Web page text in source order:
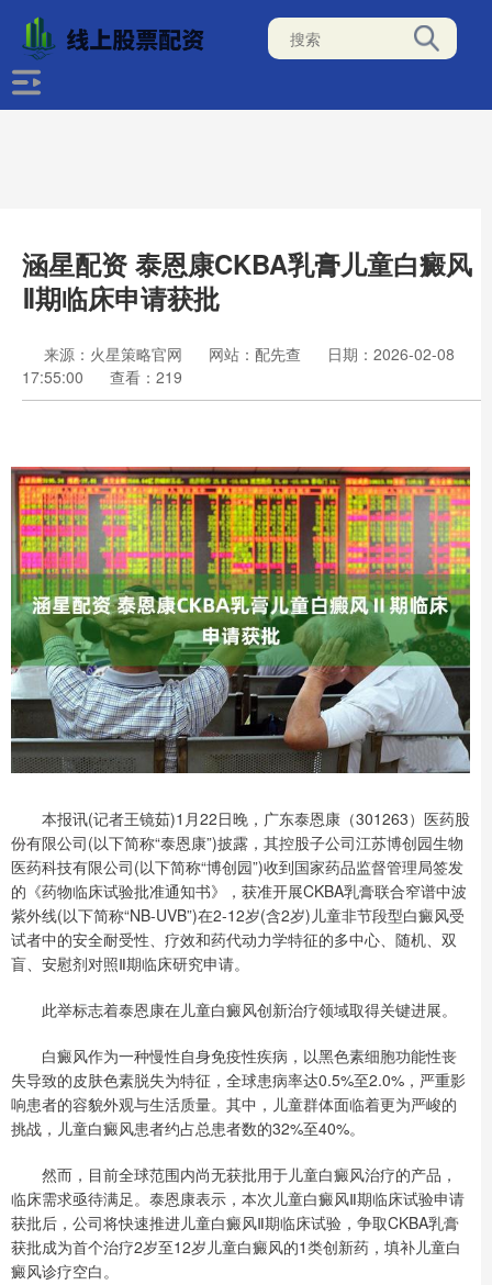
涵星配资 泰恩康CKBA乳膏儿童白癜风
Ⅱ期临床申请获批
来源：火星策略官网 网站：配先查
日期：2026-02-08
17:55:00
查看：219
本报讯(记者王镜茹)1月22日晚，广东泰恩康（301263）医药股
份有限公司(以下简称“泰恩康”)披露，其控股子公司江苏博创园生物
医药科技有限公司(以下简称“博创园”)收到国家药品监督管理局签发
的《药物临床试验批准通知书》，获准开展CKBA乳膏联合窄谱中波
紫外线(以下简称“NB-UVB”)在2-12岁(含2岁)儿童非节段型白癜风受
试者中的安全耐受性、疗效和药代动力学特征的多中心、随机、双
盲、安慰剂对照Ⅱ期临床研究申请。
此举标志着泰恩康在儿童白癜风创新治疗领域取得关键进展。
白癜风作为一种慢性自身免疫性疾病，以黑色素细胞功能性丧
失导致的皮肤色素脱失为特征，全球患病率达0.5%至2.0%，严重影
响患者的容貌外观与生活质量。其中，儿童群体面临着更为严峻的
挑战，儿童白癜风患者约占总患者数的32%至40%。
然而，目前全球范围内尚无获批用于儿童白癜风治疗的产品，
临床需求亟待满足。泰恩康表示，本次儿童白癜风Ⅱ期临床试验申请
获批后，公司将快速推进儿童白癜风Ⅱ期临床试验，争取CKBA乳膏
获批成为首个治疗2岁至12岁儿童白癜风的1类创新药，填补儿童白
癜风诊疗空白。